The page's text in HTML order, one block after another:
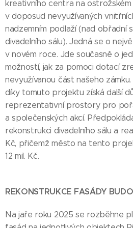
kreativního centra na
v doposud nevyužívaných
nadzemním podlaží (nad obřadní
divadelního sálu). Jedná se o
v novém roce. Jde současně o
možností, jak za pomoci dotací
nevyužívanou část našeho
díky tomuto projektu získá další
reprezentativní prostory pro
a společenských akcí.
rekonstrukci divadelního sálu a
Kč, přičemž město na tento
12 mil. Kč.
REKONSTRUKCE FASÁDY
Na jaře roku 2025 se rozběhne